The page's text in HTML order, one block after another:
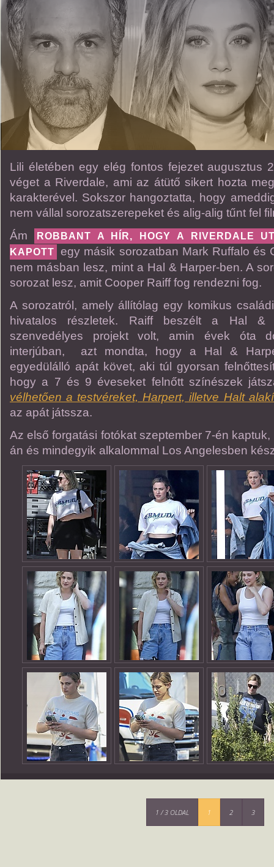
Lili életében egy elég fontos fejezet augusztus
véget a Riverdale, ami az átütő sikert hozta
karakterével. Sokszor hangoztatta, hogy
nem vállal sorozatszerepeket és alig-alig tűnt fel
Ám
ROBBANT A HÍR, HOGY A RIVERDALE
KAPOTT
egy másik sorozatban Mark Ruffalo és
nem másban lesz, mint a Hal & Harper-ben. A
sorozat lesz, amit Cooper Raiff fog rendezni fog.
A sorozatról, amely állítólag egy komikus
hivatalos részletek. Raiff beszélt a Hal &
szenvedélyes projekt volt, amin évek óta
interjúban, azt mondta, hogy a Hal &
egyedülálló apát követ, aki túl gyorsan
hogy a 7 és 9 éveseket felnőtt színészek
vélhetően a testvéreket, Harpert, illetve Halt
az apát játssza.
Az első forgatási fotókat szeptember 7-én
án és mindegyik alkalommal Los Angelesben
1 / 3 OLDAL 1 2 3